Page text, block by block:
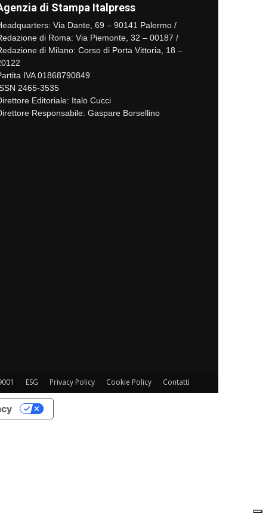
di Stampa Italpress
Via Dante, 69 – 90141 Palermo /
di Roma: Via Piemonte, 32 – 00187 /
di Milano: Corso di Porta Vittoria, 18 –
IVA 01868790849
2465-3535
Editoriale: Italo Cucci
Responsabile: Gaspare Borsellino
ESG Privacy Policy Cookie Policy Contatti